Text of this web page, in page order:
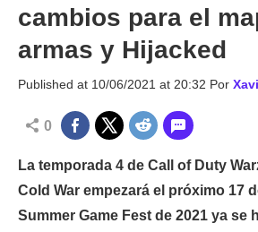
cambios para el
armas y Hijacked
Published at 10/06/2021 at 20:32 Por
0
La temporada 4 de Call of Duty
Cold War empezará el próximo 17
Summer Game Fest de 2021 ya se